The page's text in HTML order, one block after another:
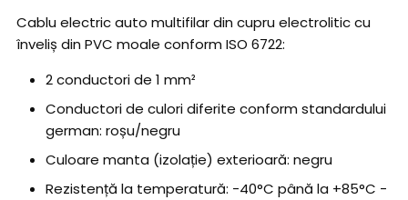
Cablu electric auto multifilar din cupru electrolitic cu
înveliș din PVC moale conform ISO 6722:
2 conductori de 1 mm²
Conductori de culori diferite conform standardului
german: roșu/negru
Culoare manta (izolație) exterioară: negru
Rezistență la temperatură: -40°C până la +85°C -